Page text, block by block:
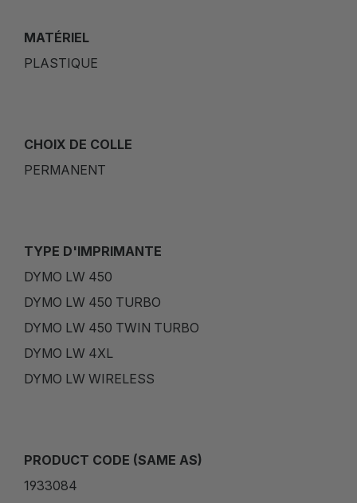
MATÉRIEL
PLASTIQUE
CHOIX DE COLLE
PERMANENT
TYPE D'IMPRIMANTE
DYMO LW 450
DYMO LW 450 TURBO
DYMO LW 450 TWIN TURBO
DYMO LW 4XL
DYMO LW WIRELESS
PRODUCT CODE (SAME AS)
1933084